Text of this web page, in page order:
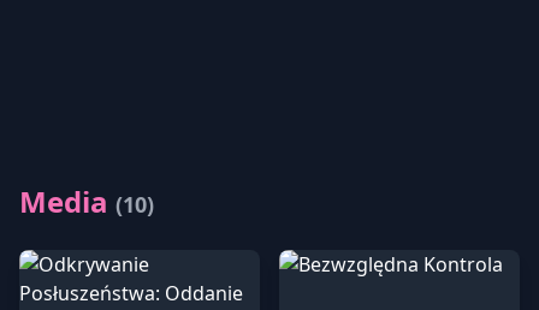
Media (10)